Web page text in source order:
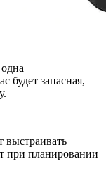
будет запасная,
выстраивать
при планировании